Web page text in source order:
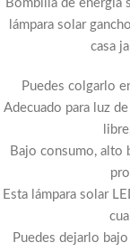
Bombilla de energía
lámpara solar
casa
Puedes colgarlo
Adecuado para luz
Bajo consumo, alto
Esta lámpara solar
Puedes dejarlo